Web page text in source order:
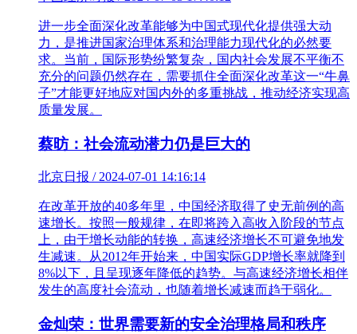
进一步全面深化改革能够为中国式现代化提供强大动
力，是推进国家治理体系和治理能力现代化的必然要
求。当前，国际形势纷繁复杂，国内社会发展不平衡不
充分的问题仍然存在，需要抓住全面深化改革这一“牛鼻
子”才能更好地应对国内外的多重挑战，推动经济实现高
质量发展。
蔡昉：社会流动潜力仍是巨大的
北京日报 / 2024-07-01 14:16:14
在改革开放的40多年里，中国经济取得了史无前例的高
速增长。按照一般规律，在即将跨入高收入阶段的节点
上，由于增长动能的转换，高速经济增长不可避免地发
生减速。从2012年开始来，中国实际GDP增长率就降到
8%以下，且呈现逐年降低的趋势。与高速经济增长相伴
发生的高度社会流动，也随着增长减速而趋于弱化。
金灿荣：世界需要新的安全治理格局和秩序